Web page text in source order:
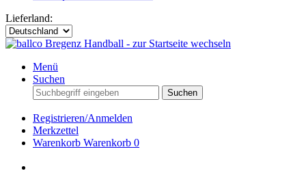
Lieferland:
Menü
Suchen
Suchen
Registrieren/Anmelden
Merkzettel
Warenkorb Warenkorb 0